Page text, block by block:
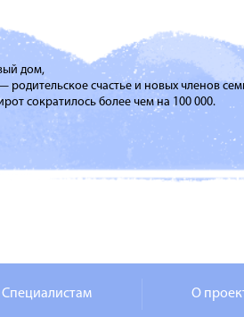
дом,
счастье и новых членов
сократилось более чем на 100 000.
Специалистам О